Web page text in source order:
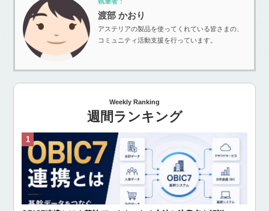
渡部 かおり
アステリアの製品を使ってくれている皆さまの、
コミュニティ活動支援を行っています。
Weekly Ranking
週間ランキング